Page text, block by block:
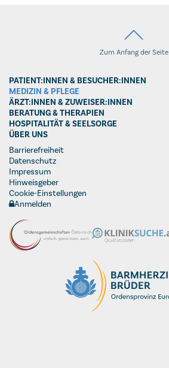
Zum Anfang der Seite
PATIENT:INNEN & BESUCHER:INNEN
MEDIZIN & PFLEGE
ÄRZT:INNEN & ZUWEISER:INNEN
BERATUNG & THERAPIEN
HOSPITALITÄT & SEELSORGE
ÜBER UNS
Barrierefreiheit
Datenschutz
Impressum
Hinweisgeber
Cookie-Einstellungen
Anmelden